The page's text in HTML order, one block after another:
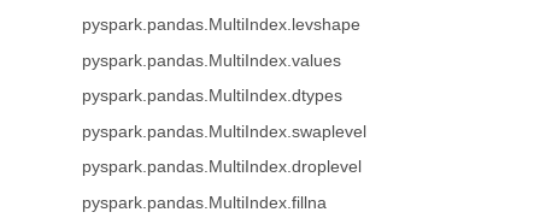
pyspark.pandas.MultiIndex.levshape
pyspark.pandas.MultiIndex.values
pyspark.pandas.MultiIndex.dtypes
pyspark.pandas.MultiIndex.swaplevel
pyspark.pandas.MultiIndex.droplevel
pyspark.pandas.MultiIndex.fillna